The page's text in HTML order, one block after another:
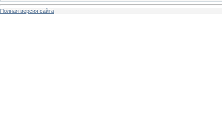
Полная версия сайта